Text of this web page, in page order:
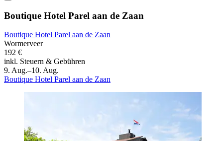
Boutique Hotel Parel aan de Zaan
Boutique Hotel Parel aan de Zaan
Wormerveer
192 €
inkl. Steuern & Gebühren
9. Aug.–10. Aug.
Boutique Hotel Parel aan de Zaan